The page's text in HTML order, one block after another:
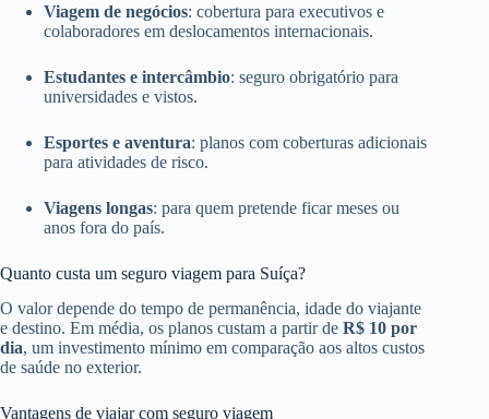
Viagem de negócios: cobertura para executivos e
colaboradores em deslocamentos internacionais.
Estudantes e intercâmbio: seguro obrigatório para
universidades e vistos.
Esportes e aventura: planos com coberturas adicionais
para atividades de risco.
Viagens longas: para quem pretende ficar meses ou
anos fora do país.
Quanto custa um seguro viagem para Suíça?
O valor depende do tempo de permanência, idade do viajante
e destino. Em média, os planos custam a partir de R$ 10 por
dia, um investimento mínimo em comparação aos altos custos
de saúde no exterior.
Vantagens de viajar com seguro viagem